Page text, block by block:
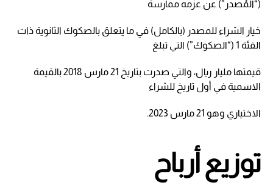
(“المُصدر”) عن عزمه ممارسة
خيار الشراء للمصدر (بالكامل) في ما يتعلق بالصكوك الثانوية ذات
الفئة 1 (“الصكوك”) التي تبلغ
قيمتها مليار ريال، والتي صدرت بتاريخ 21 مارس 2018 بالقيمة
الاسمية في أول تاريخ للشراء
الاختياري وهو 21 مارس 2023.
توزيع أرباح